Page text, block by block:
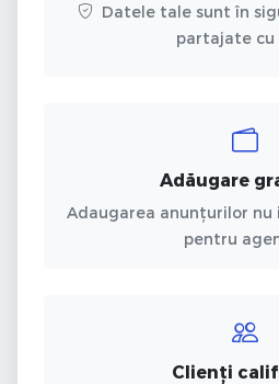
Datele tale sunt în
partajate
Adăugare
Adaugarea anunțurilor nu
pentru
Clienți